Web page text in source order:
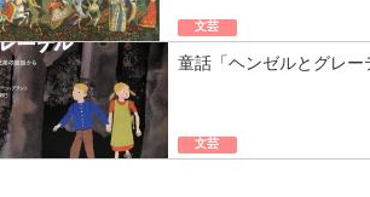
文芸
童話「ヘンゼルとグレ
文芸